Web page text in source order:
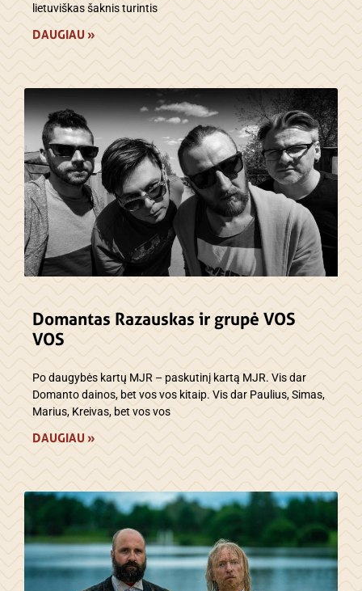
lietuviškas šaknis turintis
DAUGIAU »
Domantas Razauskas ir grupė VOS
VOS
Po daugybės kartų MJR – paskutinį kartą MJR. Vis dar
Domanto dainos, bet vos vos kitaip. Vis dar Paulius, Simas,
Marius, Kreivas, bet vos vos
DAUGIAU »